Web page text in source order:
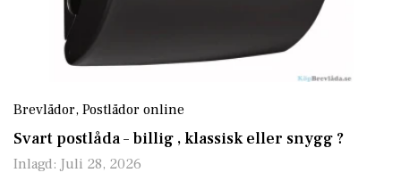
Brevlådor, Postlådor online
Svart postlåda – billig , klassisk eller snygg ?
Inlagd: Juli 28, 2026